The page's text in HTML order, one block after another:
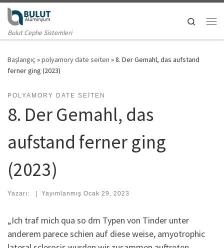
Skip to content
Bulut Cephe Sistemleri
Search
Başlangıç »polyamory date seiten »8. Der Gemahl, das aufstand
ferner ging (2023)
POLYAMORY DATE SEITEN
8. Der Gemahl, das
aufstand ferner ging
(2023)
Yazarı: | Yayımlanmış Ocak 29, 2023
„Ich traf mich qua so dm Typen von Tinder unter
anderem parece schien auf diese weise, amyotrophic